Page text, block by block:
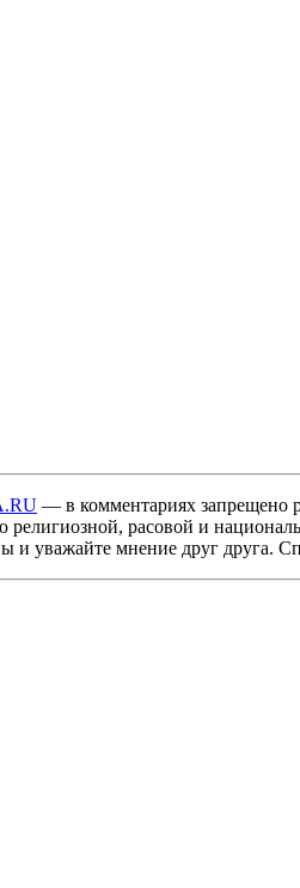
— в комментариях запрещено
расовой и
и уважайте мнение друг друга.